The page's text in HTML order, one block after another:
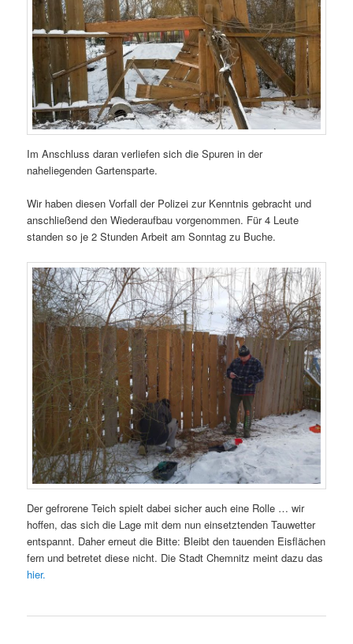
Im Anschluss daran verliefen sich die Spuren in der
naheliegenden Gartensparte.
Wir haben diesen Vorfall der Polizei zur Kenntnis gebracht und
anschließend den Wiederaufbau vorgenommen. Für 4 Leute
standen so je 2 Stunden Arbeit am Sonntag zu Buche.
Der gefrorene Teich spielt dabei sicher auch eine Rolle … wir
hoffen, das sich die Lage mit dem nun einsetztenden Tauwetter
entspannt. Daher erneut die Bitte: Bleibt den tauenden Eisflächen
fern und betretet diese nicht. Die Stadt Chemnitz meint dazu das
hier.